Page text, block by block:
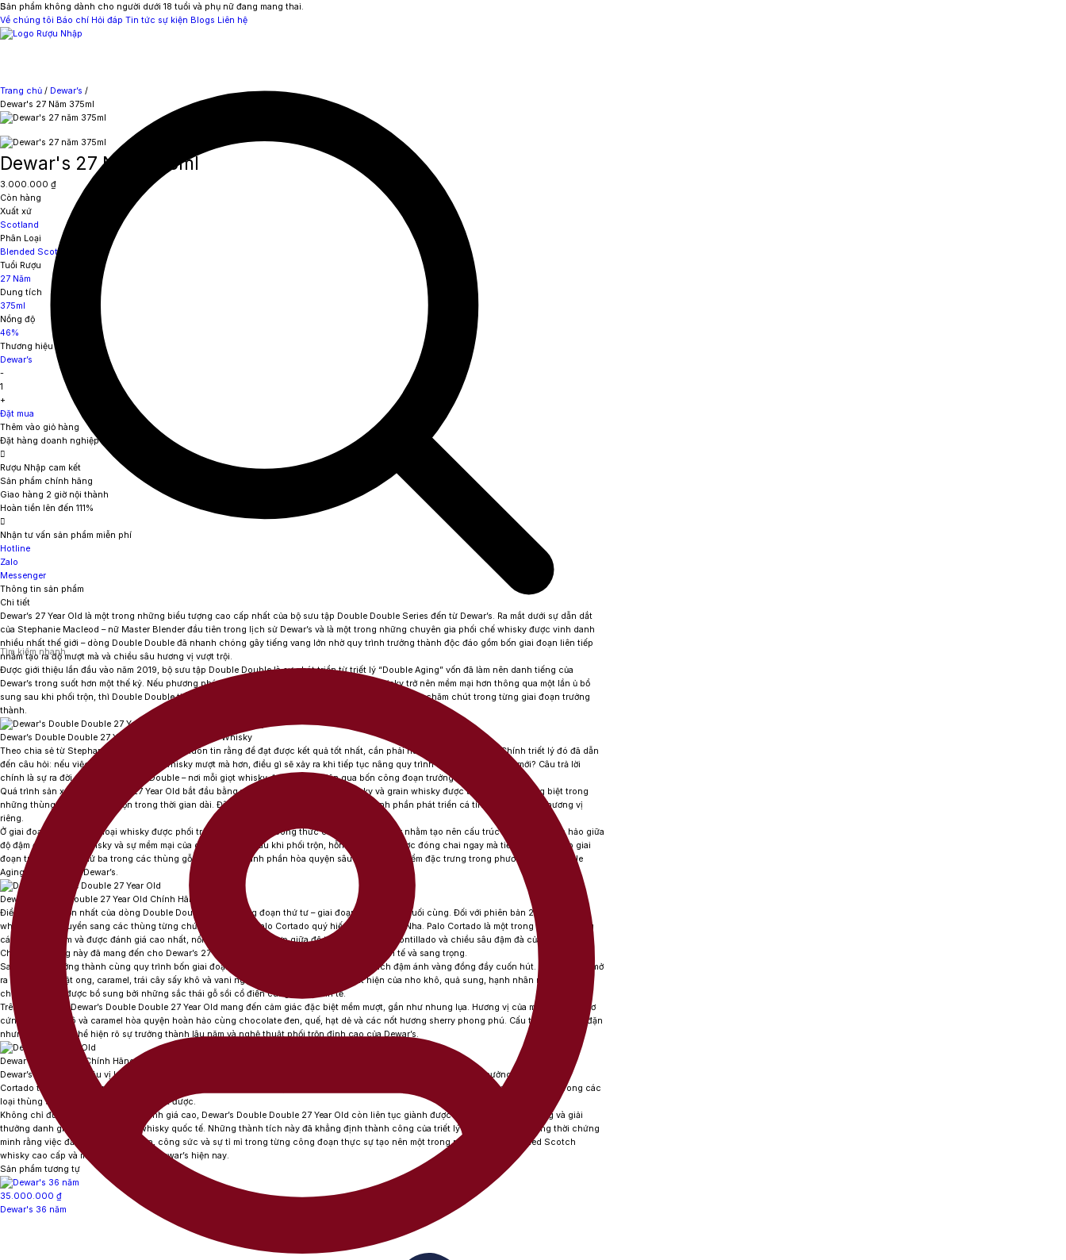
Sản phẩm không dành cho người dưới 18 tuổi và phụ nữ đang mang thai.
Về chúng tôi Báo chí Hỏi đáp Tin tức sự kiện Blogs Liên hệ
Trang chủ / Dewar’s /
Dewar's 27 Năm 375ml
Dewar's 27 Năm 375ml
3.000.000 ₫
Còn hàng
Xuất xứ
Scotland
Phân Loại
Blended Scotch Whisky
Tuổi Rượu
27 Năm
Dung tích
375ml
Nồng độ
46%
Thương hiệu
Dewar’s
-
1
+
Đặt mua
Thêm vào giỏ hàng
Đặt hàng doanh nghiệp
Rượu Nhập cam kết
Sản phẩm chính hãng
Giao hàng 2 giờ nội thành
Hoàn tiền lên đến 111%
Nhận tư vấn sản phẩm miễn phí
Hotline
Zalo
Messenger
Thông tin sản phẩm
Chi tiết
Dewar’s 27 Year Old
là một trong những biểu tượng cao cấp nhất của bộ sưu tập Double Double Series đến từ Dewar’s. Ra mắt dưới sự dẫn dắt
của Stephanie Macleod – nữ Master Blender đầu tiên trong lịch sử Dewar’s và là một trong những chuyên gia phối chế whisky được vinh danh
nhiều nhất thế giới – dòng Double Double đã nhanh chóng gây tiếng vang lớn nhờ quy trình trưởng thành độc đáo gồm bốn giai đoạn liên tiếp
nhằm tạo ra độ mượt mà và chiều sâu hương vị vượt trội.
Được giới thiệu lần đầu vào năm 2019, bộ sưu tập Double Double là sự phát triển từ triết lý “Double Aging” vốn đã làm nên danh tiếng của
Dewar’s trong suốt hơn một thế kỷ. Nếu phương pháp Double Aging truyền thống đã giúp whisky trở nên mềm mại hơn thông qua một lần ủ bổ
sung sau khi phối trộn, thì Double Double tiếp tục nâng tầm quy trình này bằng cách tăng gấp đôi sự chăm chút trong từng giai đoạn trưởng
thành.
Dewar’s Double Double 27 Year Old Blended Scotch Whisky
Theo chia sẻ từ Stephanie Macleod, Dewar’s luôn tin rằng để đạt được kết quả tốt nhất, cần phải nỗ lực nhiều hơn nữa. Chính triết lý đó đã dẫn
đến câu hỏi: nếu việc ủ hai lần đã giúp whisky mượt mà hơn, điều gì sẽ xảy ra khi tiếp tục nâng quy trình này lên một cấp độ mới? Câu trả lời
chính là sự ra đời của dòng Double Double – nơi mỗi giọt whisky được hoàn thiện qua bốn công đoạn trưởng thành riêng biệt.
Quá trình sản xuất của
Dewar’s 27 Year Old bắt đầu bằng việc các loại single malt whisky và grain whisky được trưởng thành riêng biệt trong
những thùng gỗ sồi tuyển chọn trong thời gian dài. Đây là giai đoạn đầu tiên giúp từng thành phần phát triển cá tính và chiều sâu hương vị
riêng.
Ở giai đoạn thứ hai, các loại whisky được phối trộn với nhau theo công thức của Master Blender nhằm tạo nên cấu trúc cân bằng hoàn hảo giữa
độ đậm đà của malt whisky và sự mềm mại của grain whisky. Sau khi phối trộn, hỗn hợp không được đóng chai ngay mà tiếp tục bước vào giai
đoạn trưởng thành thứ ba trong các thùng gỗ sồi để các thành phần hòa quyện sâu hơn. Đây là điểm đặc trưng trong phương pháp Double
Aging nổi tiếng của Dewar’s.
Dewar’s Double Double 27 Year Old Chính Hãng
Điểm khác biệt lớn nhất của dòng Double Double nằm ở công đoạn thứ tư – giai đoạn hoàn thiện cuối cùng. Đối với phiên bản 27 năm tuổi,
whisky được chuyển sang các thùng từng chứa rượu sherry Palo Cortado quý hiếm của Tây Ban Nha. Palo Cortado là một trong những phong
cách sherry hiếm và được đánh giá cao nhất, nổi tiếng với sự kết hợp giữa độ thanh lịch của Amontillado và chiều sâu đậm đà của Oloroso.
Chính loại thùng này đã mang đến cho Dewar’s 27 Year Old
những tầng hương vị vô cùng tinh tế và sang trọng.
Sau 27 năm trưởng thành cùng quy trình bốn giai đoạn công phu, rượu sở hữu màu hổ phách đậm ánh vàng đồng đầy cuốn hút. Hương thơm mở
ra với các lớp mật ong, caramel, trái cây sấy khô và vani ngọt ngào. Tiếp theo là sự xuất hiện của nho khô, quả sung, hạnh nhân rang và
chocolate đen, được bổ sung bởi những sắc thái gỗ sồi cổ điển cùng gia vị tinh tế.
Trên vòm miệng,Dewar’s Double Double 27 Year Old mang đến cảm giác đặc biệt mềm mượt, gần như nhung lụa. Hương vị của mật ong, kẹo bơ
cứng, trái cây khô và caramel hòa quyện hoàn hảo cùng chocolate đen, quế, hạt dẻ và các nốt hương sherry phong phú. Cấu trúc rượu đầy đặn
nhưng cân bằng, thể hiện rõ sự trưởng thành lâu năm và nghệ thuật phối trộn đỉnh cao của Dewar’s.
Dewar’s 27 Year Old Chính Hãng
Dewar’s 27 Year Old
Hậu vị kéo dài rất lâu với dư âm của trái cây khô, cacao, gia vị ngọt và gỗ sồi tinh tế. Những ảnh hưởng từ thùng Palo
Cortado tiếp tục lưu lại trên vòm miệng, mang đến cảm giác sang trọng và sâu lắng, điều mà chỉ những dòng whisky được hoàn thiện trong các
loại thùng sherry đặc biệt mới có thể đạt được.
Không chỉ được giới chuyên môn đánh giá cao, Dewar’s Double Double 27 Year Old còn liên tục giành được nhiều huy chương vàng và giải
thưởng danh giá tại các cuộc thi whisky quốc tế. Những thành tích này đã khẳng định thành công của triết lý Double Double, đồng thời chứng
minh rằng việc đầu tư thêm thời gian, công sức và sự tỉ mỉ trong từng công đoạn thực sự tạo nên một trong những dòng blended Scotch
whisky cao cấp và mượt mà nhất của Dewar’s hiện nay.
Sản phẩm tương tự
35.000.000 ₫
Dewar's 36 năm